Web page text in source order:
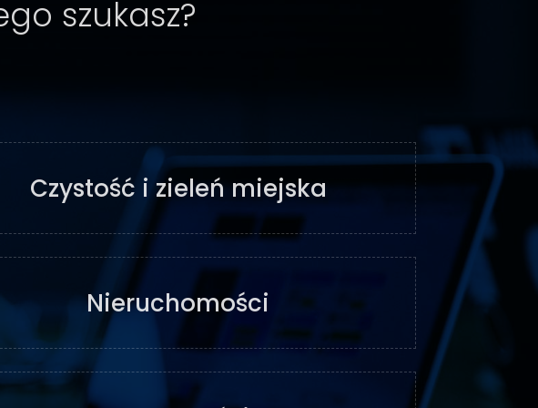
szukasz?
Czystość i zieleń miejska
Nieruchomości